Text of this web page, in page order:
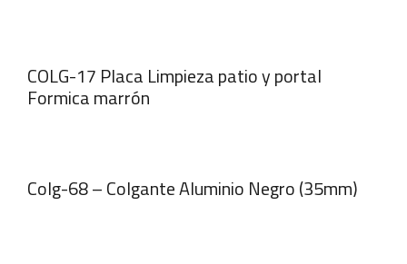
COLG-17 Placa Limpieza patio y portal
Formica marrón
Colg-68 – Colgante Aluminio Negro (35mm)